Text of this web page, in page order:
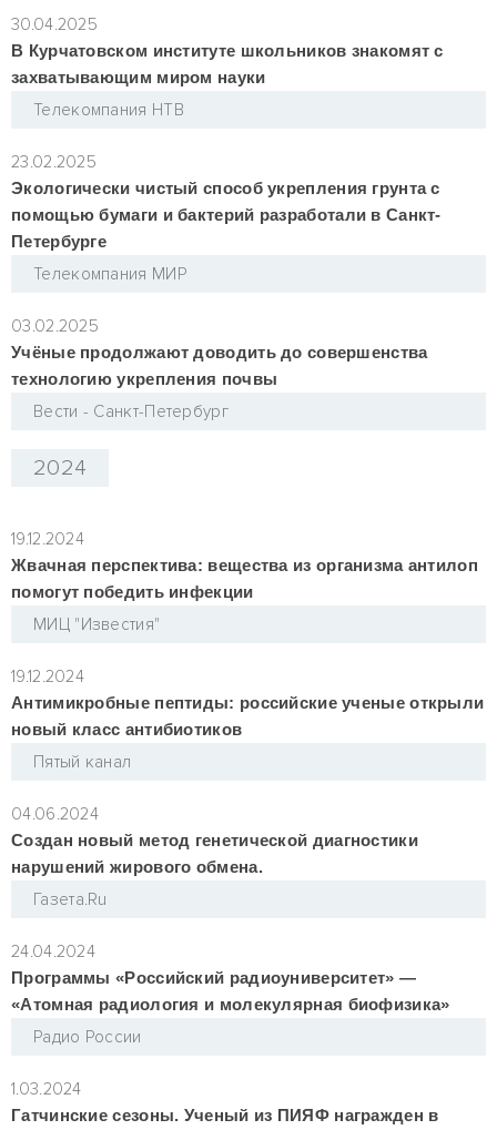
30.04.2025
В Курчатовском институте школьников знакомят с
захватывающим миром науки
Телекомпания НТВ
23.02.2025
Экологически чистый способ укрепления грунта с
помощью бумаги и бактерий разработали в Санкт-
Петербурге
Телекомпания МИР
03.02.2025
Учёные продолжают доводить до совершенства
технологию укрепления почвы
Вести - Санкт-Петербург
2024
19.12.2024
Жвачная перспектива: вещества из организма антилоп
помогут победить инфекции
МИЦ "Известия"
19.12.2024
Антимикробные пептиды: российские ученые открыли
новый класс антибиотиков
Пятый канал
04.06.2024
Создан новый метод генетической диагностики
нарушений жирового обмена.
Газета.Ru
24.04.2024
Программы «Российский радиоуниверситет» —
«Атомная радиология и молекулярная биофизика»
Радио России
1.03.2024
Гатчинские сезоны. Ученый из ПИЯФ награжден в